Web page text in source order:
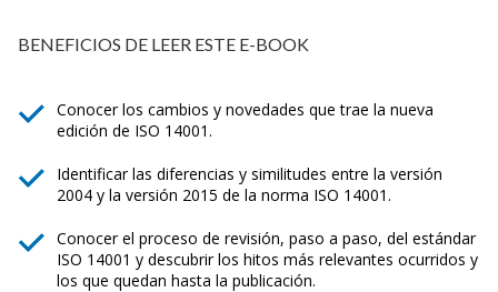
BENEFICIOS DE LEER ESTE E-BOOK
Conocer los cambios y novedades que trae la nueva
edición de ISO 14001.
Identificar las diferencias y similitudes entre la versión
2004 y la versión 2015 de la norma ISO 14001.
Conocer el proceso de revisión, paso a paso, del estándar
ISO 14001 y descubrir los hitos más relevantes ocurridos y
los que quedan hasta la publicación.